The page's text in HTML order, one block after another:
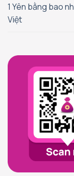
1 Yên bằng bao
Việt